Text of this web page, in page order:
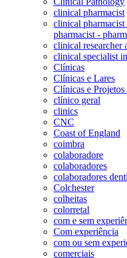
clinical pharmacist
clinical
pharmacist -
clinical researcher
clinical specialist
Clínicas
Clínicas e Lares
Clínicas e
clínico geral
clinics
CNC
Coast of England
coimbra
colaboradore
colaboradores
colaboradores
Colchester
colheitas
colorretal
com e sem
Com experiência
com ou sem
comerciais